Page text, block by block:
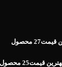
قیمت27 محصول
قیمت25 محصول